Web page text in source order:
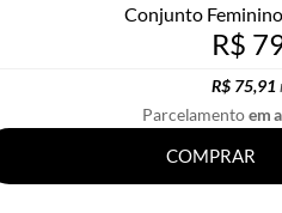
Conjunto
R$
R$ 75,91
Parcelamentoem
COMPRAR